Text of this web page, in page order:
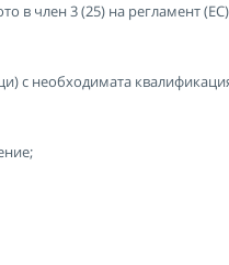
в член 3 (25) на регламент
с необходимата